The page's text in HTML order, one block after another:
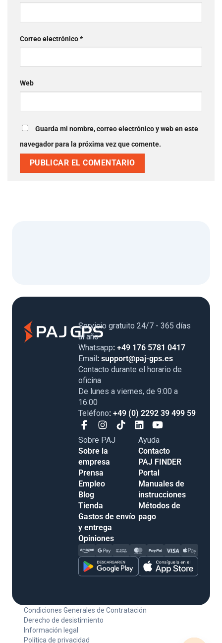
Correo electrónico*
Web
Guarda mi nombre, correo electrónico y web en este
navegador para la próxima vez que comente.
Servicio gratuito 24/7 - 365 días
al año
Whatsapp: +49 176 5781 0417
Email: support@paj-gps.es
Contacto durante el horario de
oficina
De lunes a viernes, de 9:00 a
16:00
Teléfono: +49 (0) 2292 39 499 59
Sobre PAJ
Sobre la
empresa
Prensa
Empleo
Blog
Tienda
Gastos de envío
y entrega
Opiniones
Ayuda
Contacto
PAJ FINDER
Portal
Manuales de
instrucciones
Métodos de
pago
Condiciones Generales de Contratación
Derecho de desistimiento
Información legal
Política de privacidad